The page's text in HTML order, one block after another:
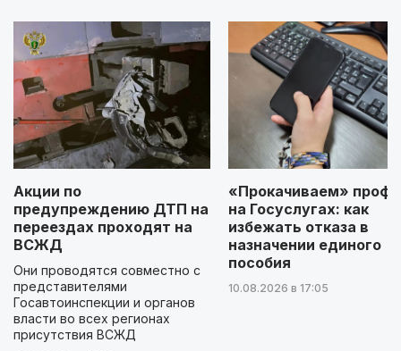
Акции по
предупреждению ДТП на
переездах проходят на
ВСЖД
Они проводятся совместно с
представителями
Госавтоинспекции и органов
власти во всех регионах
присутствия ВСЖД
«Прокачиваем»
на Госуслугах: как
избежать отказа в
назначении единого
пособия
10.08.2026 в 17:05